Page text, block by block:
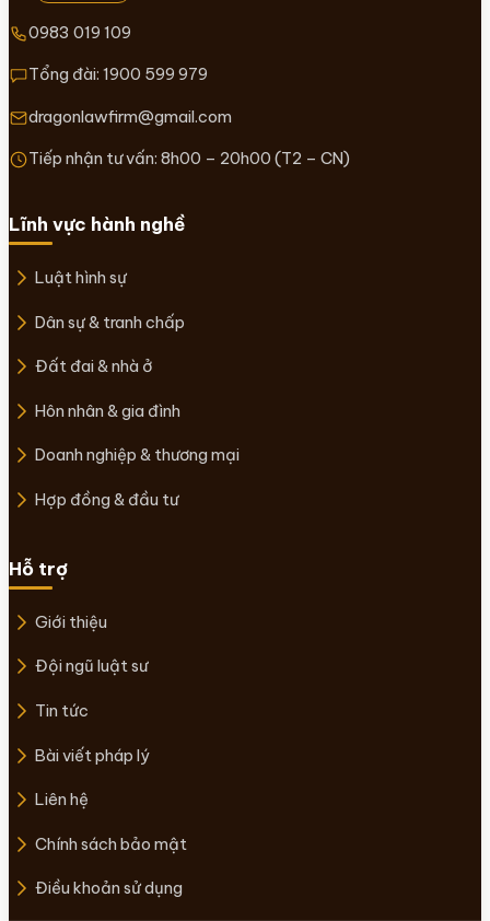
0983 019 109
Tổng đài: 1900 599 979
dragonlawfirm@gmail.com
Tiếp nhận tư vấn: 8h00 – 20h00 (T2 – CN)
Lĩnh vực hành nghề
Luật hình sự
Dân sự & tranh chấp
Đất đai & nhà ở
Hôn nhân & gia đình
Doanh nghiệp & thương mại
Hợp đồng & đầu tư
Hỗ trợ
Giới thiệu
Đội ngũ luật sư
Tin tức
Bài viết pháp lý
Liên hệ
Chính sách bảo mật
Điều khoản sử dụng